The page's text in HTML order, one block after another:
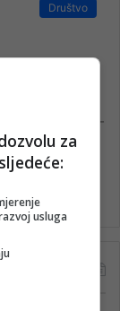
Društvo
Husein-
duh borbe
za
usluga